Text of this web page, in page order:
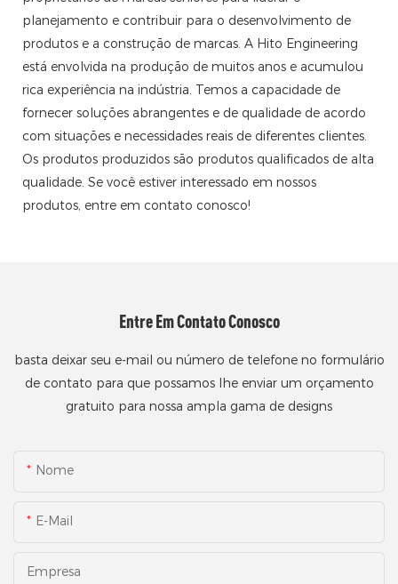
planejamento e contribuir para o desenvolvimento de
produtos e a construção de marcas. A Hito Engineering
está envolvida na produção de muitos anos e acumulou
rica experiência na indústria. Temos a capacidade de
fornecer soluções abrangentes e de qualidade de acordo
com situações e necessidades reais de diferentes clientes.
Os produtos produzidos são produtos qualificados de alta
qualidade. Se você estiver interessado em nossos
produtos, entre em contato conosco!
Entre Em Contato Conosco
basta deixar seu e-mail ou número de telefone no formulário
de contato para que possamos lhe enviar um orçamento
gratuito para nossa ampla gama de designs
Nome
E-Mail
Empresa